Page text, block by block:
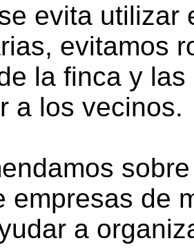
evita utilizar
evitamos
la finca y
a los vecinos.
empresas de
a